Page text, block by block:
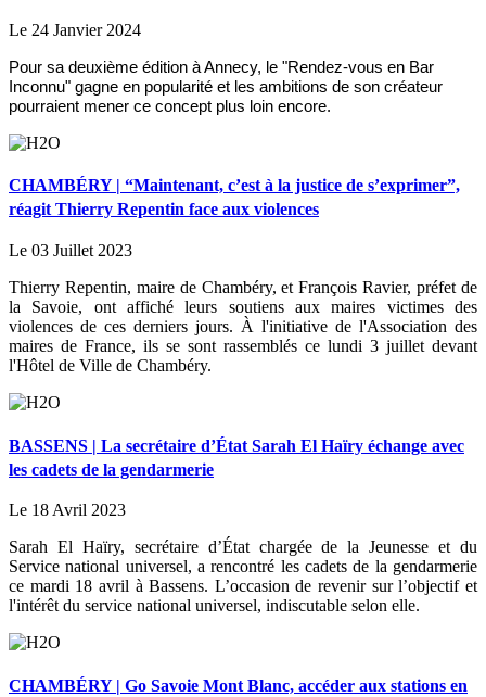
Le 24 Janvier 2024
Pour sa deuxième édition à Annecy, le "Rendez-vous en Bar
Inconnu" gagne en popularité et les ambitions de son créateur
pourraient mener ce concept plus loin encore.
CHAMBÉRY | “Maintenant, c’est à la justice de s’exprimer”,
réagit Thierry Repentin face aux violences
Le 03 Juillet 2023
Thierry Repentin, maire de Chambéry, et François Ravier, préfet de
la Savoie, ont affiché leurs soutiens aux maires victimes des
violences de ces derniers jours. À l'initiative de l'Association des
maires de France, ils se sont rassemblés ce lundi 3 juillet devant
l'Hôtel de Ville de Chambéry.
BASSENS | La secrétaire d’État Sarah El Haïry échange avec
les cadets de la gendarmerie
Le 18 Avril 2023
Sarah El Haïry, secrétaire d’État chargée de la Jeunesse et du
Service national universel, a rencontré les cadets de la gendarmerie
ce mardi 18 avril à Bassens. L’occasion de revenir sur l’objectif et
l'intérêt du service national universel, indiscutable selon elle.
CHAMBÉRY | Go Savoie Mont Blanc, accéder aux stations en